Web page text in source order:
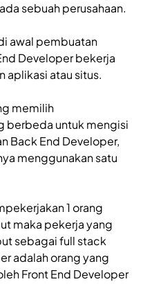
sebuah perusahaan.
awal pembuatan
Developer bekerja
aplikasi atau situs.
memilih
berbeda untuk mengisi
Back End Developer,
menggunakan satu
1 orang
maka pekerja yang
sebagai full stack
adalah orang yang
Front End Developer